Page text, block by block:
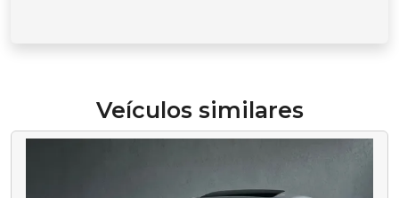
Veículos similares